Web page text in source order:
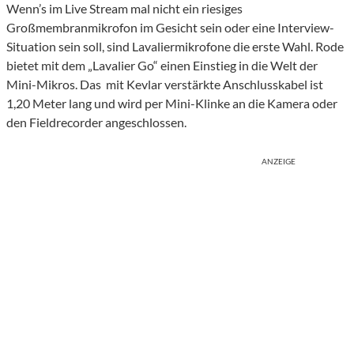
Wenn’s im Live Stream mal nicht ein riesiges
Großmembranmikrofon im Gesicht sein oder eine Interview-
Situation sein soll, sind Lavaliermikrofone die erste Wahl. Rode
bietet mit dem „Lavalier Go“ einen Einstieg in die Welt der
Mini-Mikros. Das mit Kevlar verstärkte Anschlusskabel ist
1,20 Meter lang und wird per Mini-Klinke an die Kamera oder
den Fieldrecorder angeschlossen.
ANZEIGE